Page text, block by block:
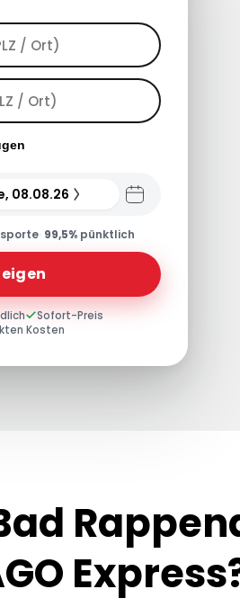
08.08.26
· 99,5%pünktlich
Sofort-Preis
Kosten